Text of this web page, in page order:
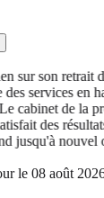
son retrait de
services en
de la
des résultats
nouvel
le 08 août